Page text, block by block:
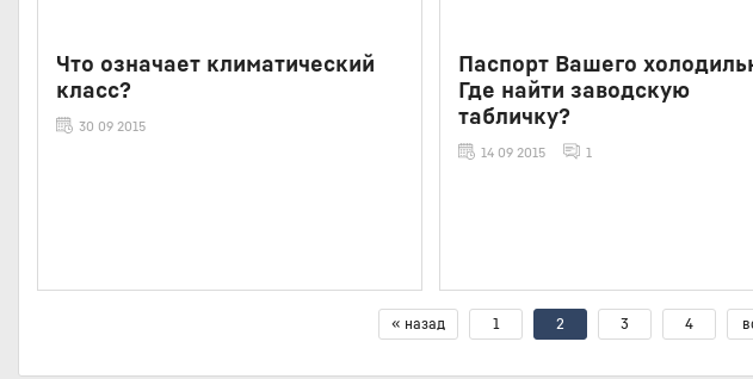
Что означает климатический
класс?
30 09 2015
Паспорт Вашего
Где найти заводскую
табличку?
14 09 2015 1
« назад 1 2 3 4